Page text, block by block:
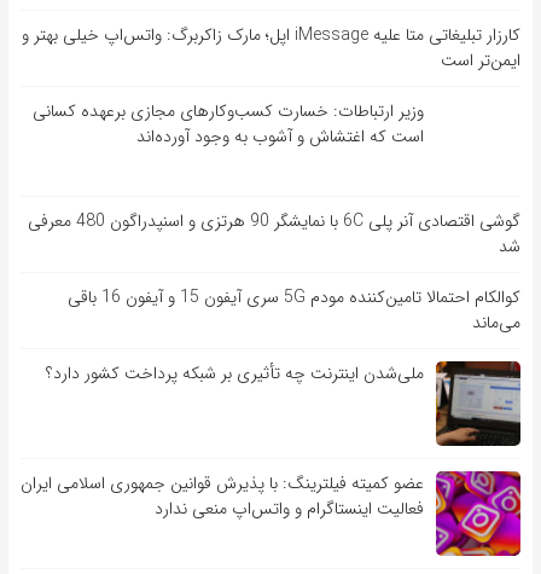
کارزار تبلیغاتی متا علیه iMessage اپل؛ مارک زاکربرگ: واتس‌اپ خیلی بهتر و
ایمن‌تر است
وزیر ارتباطات: خسارت کسب‌وکارهای مجازی برعهده کسانی
است که اغتشاش و آشوب به وجود آورده‌اند
گوشی اقتصادی آنر پلی 6C با نمایشگر 90 هرتزی و اسنپدراگون 480 معرفی
شد
کوالکام احتمالا تامین‌کننده مودم 5G سری آیفون 15 و آیفون 16 باقی
می‌ماند
ملی‌شدن اینترنت چه تأثیری بر شبکه پرداخت کشور دارد؟
عضو کمیته فیلترینگ: با پذیرش قوانین جمهوری اسلامی ایران
فعالیت اینستاگرام و واتس‌اپ منعی ندارد